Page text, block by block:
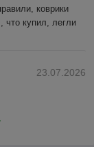
коврики
купил, легли
23.07.2026